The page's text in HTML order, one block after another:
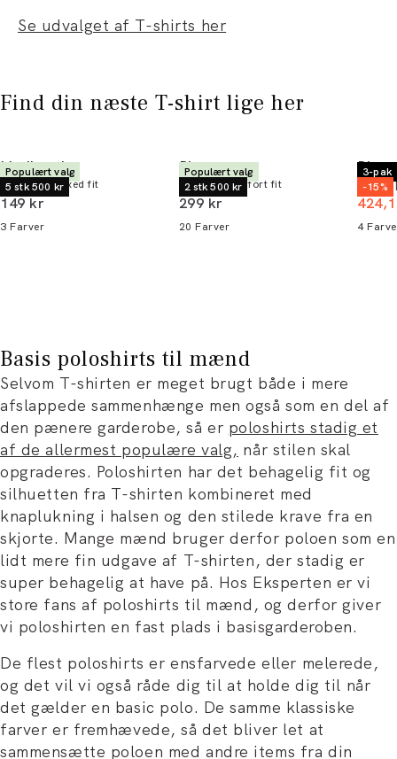
Se udvalget af T-shirts her
Find din næste T-shirt lige her
Populært valg
5 stk 500 kr
Lindbergh
T-shirt | Relaxed fit
I alt (inkl. rabat)
149 kr
3 Farver
Populært valg
2 stk 500 kr
Bison
T-shirt | Comfort fit
I alt (inkl. rabat)
299 kr
20 Farver
3-pak
-15%
T-
4
Basis poloshirts til mænd
Selvom T-shirten er meget brugt både i mere
afslappede sammenhænge men også som en del af
den pænere garderobe, så er poloshirts stadig et
af de allermest populære valg, når stilen skal
opgraderes. Poloshirten har det behagelig fit og
silhuetten fra T-shirten kombineret med
knaplukning i halsen og den stilede krave fra en
skjorte. Mange mænd bruger derfor poloen som en
lidt mere fin udgave af T-shirten, der stadig er
super behagelig at have på. Hos Eksperten er vi
store fans af poloshirts til mænd, og derfor giver
vi poloshirten en fast plads i basisgarderoben.
De flest poloshirts er ensfarvede eller melerede,
og det vil vi også råde dig til at holde dig til når
det gælder en basic polo. De samme klassiske
farver er fremhævede, så det bliver let at
sammensætte poloen med andre items fra din